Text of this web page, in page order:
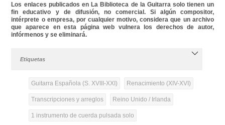
Los enlaces publicados en La Biblioteca de la Guitarra solo tienen un
fin educativo y de difusión, no comercial. Si algún compositor,
intérprete o empresa, por cualquier motivo, considera que un archivo
que aparece en esta página web vulnera los derechos de autor,
infórmenos y se eliminará.
Etiquetas
Guitarra Española (S. XVIII-XXI) Renacimiento (XIV-XVI)
Transcripciones y arreglos Reino Unido / Irlanda
1 instrumento de cuerda pulsada solo